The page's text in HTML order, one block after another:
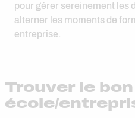
pour gérer sereinement les
alterner les moments de
entreprise.
Trouver le
école/